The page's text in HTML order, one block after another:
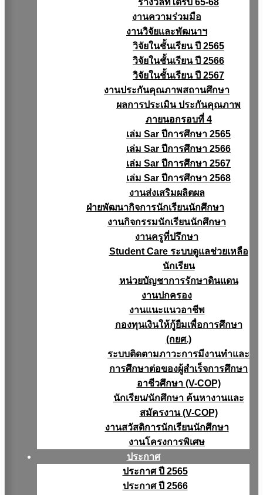
รางวัลที่ได้รับ 65-68
งานความร่วมมือ
งานวิจัยเเละพัฒนาฯ
วิจัยในชั้นเรียน ปี 2565
วิจัยในชั้นเรียน ปี 2566
วิจัยในชั้นเรียน ปี 2567
งานประกันคุณภาพสถานศึกษา
ผลการประเมิน ประกันคุณภาพ
ภายนอกรอบที่ 4
เล่ม Sar ปีการศึกษา 2565
เล่ม Sar ปีการศึกษา 2566
เล่ม Sar ปีการศึกษา 2567
เล่ม Sar ปีการศึกษา 2568
งานส่งเสริมผลิตผล
ฝ่ายพัฒนากิจการนักเรียนนักศึกษา
งานกิจกรรมนักเรียนนักศึกษา
งานครูที่ปรึกษา
Student Care ระบบดูแลช่วยเหลือ
นักเรียน
หน่วยบัญชาการรักษาดินแดน
งานปกครอง
งานแนะแนวอาชีพ
กองทุนเงินให้กู้ยืมเพื่อการศึกษา
(กยศ.)
ระบบติดตามภาวะการมีงานทำและ
การศึกษาต่อของผู้สำเร็จการศึกษา
อาชีวศึกษา (V-COP)
นักเรียน/นักศึกษา ค้นหางานและ
สมัครงาน (V-COP)
งานสวัสดิการนักเรียนนักศึกษา
งานโครงการพิเศษ
ประกาศ
ประกาศ ปี 2565
ประกาศ ปี 2566